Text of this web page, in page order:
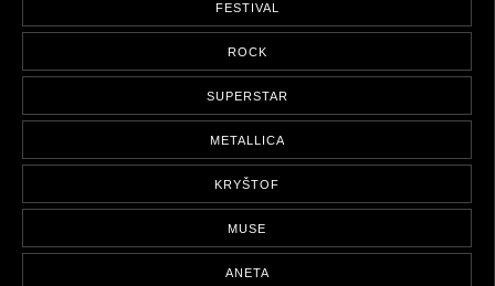
FESTIVAL
ROCK
SUPERSTAR
METALLICA
KRYŠTOF
MUSE
ANETA